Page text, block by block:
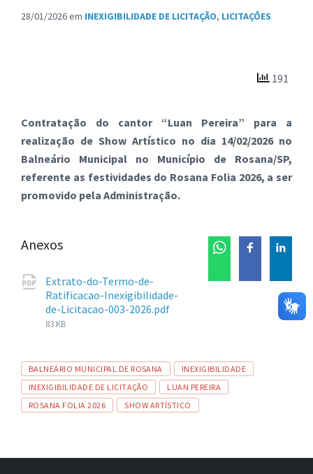
28/01/2026em INEXIGIBILIDADE DE LICITAÇÃO, LICITAÇÕES
191
Contratação do cantor “Luan Pereira” para a
realização de Show Artístico no dia 14/02/2026 no
Balneário Municipal no Município de Rosana/SP,
referente as festividades do Rosana Folia 2026, a ser
promovido pela Administração.
Anexos
Extrato-do-Termo-de-
Ratificacao-Inexigibilidade-
de-Licitacao-003-2026.pdf
83 KB
TagsBALNEÁRIO MUNICIPAL DE ROSANA
INEXIGIBILIDADE
INEXIGIBILIDADE DE LICITAÇÃO
LUAN PEREIRA
ROSANA FOLIA 2026
SHOW ARTÍSTICO